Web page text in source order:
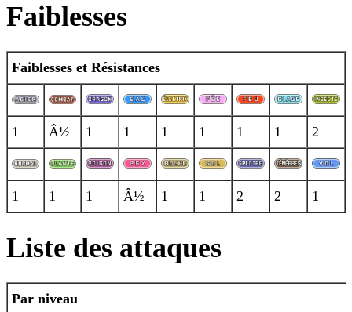
Faiblesses
Faiblesses et Résistances
1 Â½ 1 1 1 1 1 1 2
1 1 1 Â½ 1 1 2 2 1
Liste des attaques
Par niveau